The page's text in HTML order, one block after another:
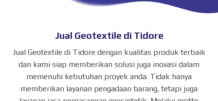
Jual Geotextile di Tidore
Jual Geotextile di Tidore dengan kualitas produk terbaik
dan kami siap memberikan solusi juga inovasi dalam
memenuhi kebutuhan proyek anda. Tidak hanya
memberikan layanan pengadaan barang, tetapi juga